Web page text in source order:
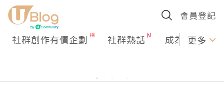
會員登記
社群創作有價企劃 社群熱話 成為U更多